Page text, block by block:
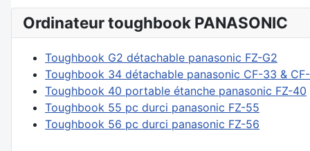
Ordinateur toughbook PANASONIC
Toughbook G2 détachable panasonic FZ-G2
Toughbook 34 détachable panasonic CF-33 &
Toughbook 40 portable étanche panasonic FZ-40
Toughbook 55 pc durci panasonic FZ-55
Toughbook 56 pc durci panasonic FZ-56